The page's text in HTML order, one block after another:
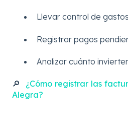
Llevar control de
Registrar pagos
Analizar cuánto
🔎 ¿Cómo registrar las
Alegra?